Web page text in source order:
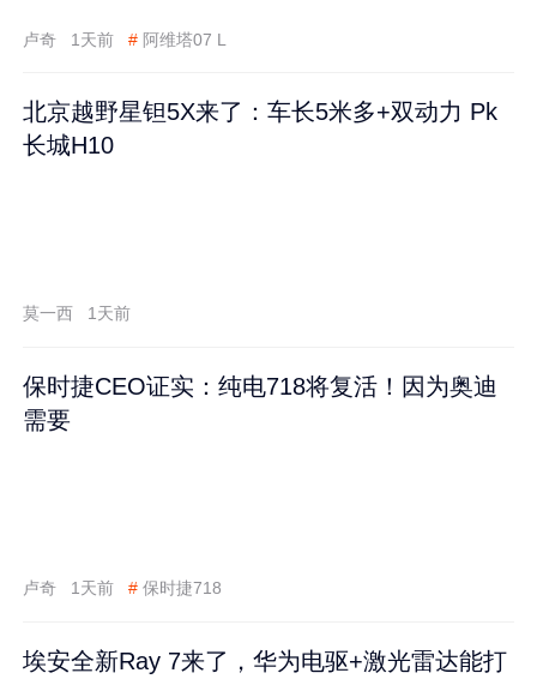
卢奇 1天前 # 阿维塔07 L
北京越野星钽5X来了：车长5米多+双动力 Pk
长城H10
莫一西 1天前
保时捷CEO证实：纯电718将复活！因为奥迪
需要
卢奇 1天前 # 保时捷718
埃安全新Ray 7来了，华为电驱+激光雷达能打